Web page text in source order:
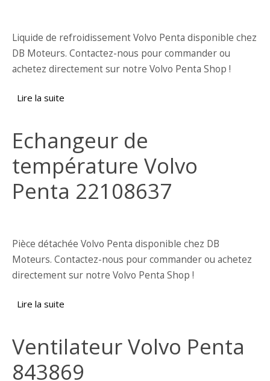
Liquide de refroidissement Volvo Penta disponible chez
DB Moteurs. Contactez-nous pour commander ou
achetez directement sur notre Volvo Penta Shop !
Lire la suite
Echangeur de
température Volvo
Penta 22108637
Pièce détachée Volvo Penta disponible chez DB
Moteurs. Contactez-nous pour commander ou achetez
directement sur notre Volvo Penta Shop !
Lire la suite
Ventilateur Volvo Penta
843869